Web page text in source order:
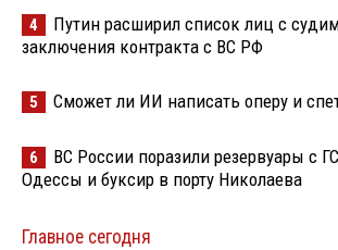
4
Путин расширил список лиц с
заключения контракта с ВС РФ
5 Сможет ли ИИ написать оперу и
6
ВС России поразили резервуары с
Одессы и буксир в порту Николаева
Главное сегодня